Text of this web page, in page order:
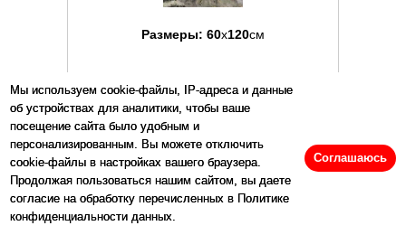
Мы используем cookie-файлы, IP-адреса и данные
об устройствах для аналитики, чтобы ваше
посещение сайта было удобным и
персонализированным. Вы можете отключить
cookie-файлы в настройках вашего браузера.
Продолжая пользоваться нашим сайтом, вы даете
согласие на обработку перечисленных в Политике
конфиденциальности данных.
Соглашаюсь
Размеры: 60x120см
Артикул: 110419